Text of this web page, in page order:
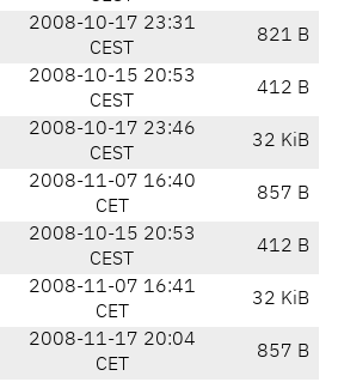
2008-10-17 23:31
CEST
821 B
2008-10-15 20:53
CEST
412 B
2008-10-17 23:46
CEST
32 KiB
2008-11-07 16:40
CET
857 B
2008-10-15 20:53
CEST
412 B
2008-11-07 16:41
CET
32 KiB
2008-11-17 20:04
CET
857 B